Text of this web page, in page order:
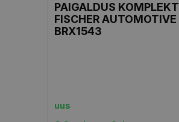
PAIGALDUS KOMPLEKT
FISCHER AUTOMOTIVE
BRX1543
uus